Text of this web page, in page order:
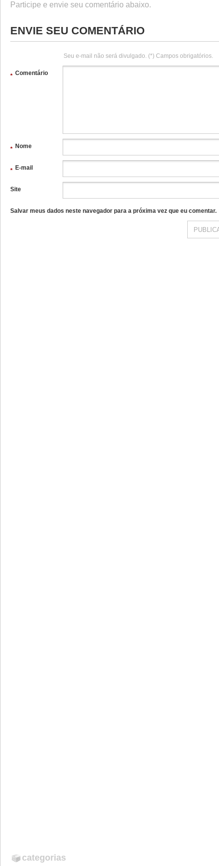
Participe e envie seu comentário abaixo.
ENVIE SEU COMENTÁRIO
Seu e-mail não será divulgado. (*) Campos obrigatórios.
Comentário
*
Nome
*
E-mail
*
Site
Salvar meus dados neste navegador para a próxima vez que eu comentar.
categorias